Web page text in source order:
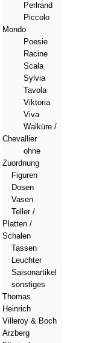
Perlrand
Piccolo
Mondo
Poesie
Racine
Scala
Sylvia
Tavola
Viktoria
Viva
Walküre /
Chevallier
ohne
Zuordnung
Figuren
Dosen
Vasen
Teller /
Platten /
Schalen
Tassen
Leuchter
Saisonartikel
sonstiges
Thomas
Heinrich
Villeroy & Boch
Arzberg